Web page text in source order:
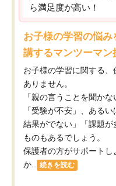
ら満足度が高い！
お子様の学習の悩
講するマンツーマン
お子様の学習に関する
ありません。
「親の言うことを聞か
「受験が不安」、ある
結果がでない」「課題
ものもあるでしょう。
保護者の方がサポート
か...
続きを読む